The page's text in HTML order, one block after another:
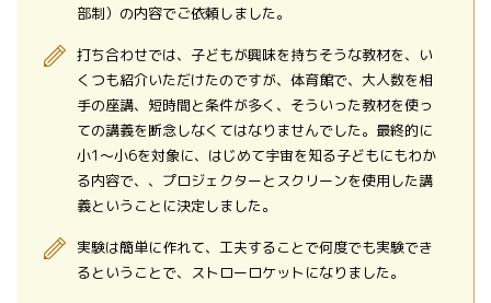
部制）の内容でご依頼しました。
打ち合わせでは、子どもが興味を持ちそうな教材を、い
くつも紹介いただけたのですが、体育館で、大人数を相
手の座講、短時間と条件が多く、そういった教材を使っ
ての講義を断念しなくてはなりませんでした。最終的に
小1～小6を対象に、はじめて宇宙を知る子どもにもわか
る内容で、、プロジェクターとスクリーンを使用した講
義ということに決定しました。
実験は簡単に作れて、工夫することで何度でも実験でき
るということで、ストローロケットになりました。